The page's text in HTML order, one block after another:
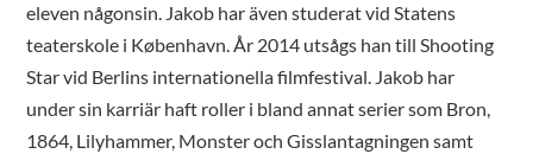
eleven någonsin. Jakob har även studerat vid Statens
teaterskole i København. År 2014 utsågs han till Shooting
Star vid Berlins internationella filmfestival. Jakob har
under sin karriär haft roller i bland annat serier som Bron,
1864, Lilyhammer, Monster och Gisslantagningen samt